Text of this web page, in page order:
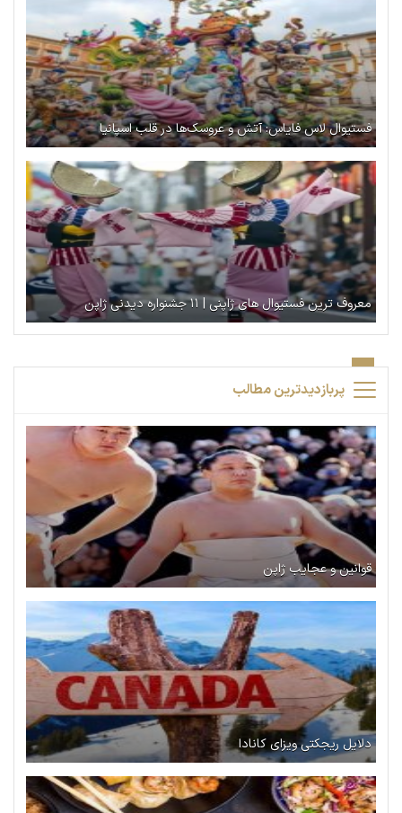
فستیوال لاس فایاس: آتش و عروسک‌ها در قلب اسپانیا
معروف ترین فستیوال های ژاپنی | ۱۱ جشنواره دیدنی ژاپن
پربازدیدترین مطالب
قوانین و عجایب ژاپن
دلایل ریجکتی ویزای کانادا